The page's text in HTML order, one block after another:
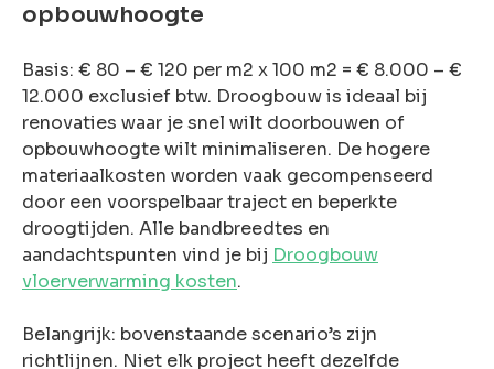
opbouwhoogte
Basis: € 80 – € 120 per m2 x 100 m2 = € 8.000 – €
12.000 exclusief btw. Droogbouw is ideaal bij
renovaties waar je snel wilt doorbouwen of
opbouwhoogte wilt minimaliseren. De hogere
materiaalkosten worden vaak gecompenseerd
door een voorspelbaar traject en beperkte
droogtijden. Alle bandbreedtes en
aandachtspunten vind je bij Droogbouw
vloerverwarming kosten.
Belangrijk: bovenstaande scenario’s zijn
richtlijnen. Niet elk project heeft dezelfde